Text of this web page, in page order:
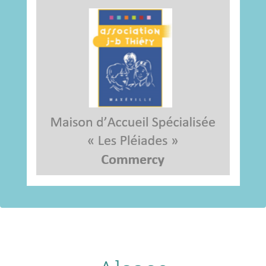
Référente: Jacinthe MASSART – DE CARVALHO
1 rue du Terme du Vin
55200 Commercy
Tél: 03.29.90.48.93
pointrelais55ref@crpge.org